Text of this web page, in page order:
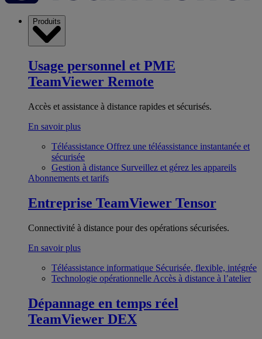
Produits
Usage personnel et PME
TeamViewer Remote
Accès et assistance à distance rapides et sécurisés.
En savoir plus
Téléassistance Offrez une téléassistance instantanée et
sécurisée
Gestion à distance Surveillez et gérez les appareils
Abonnements et tarifs
Entreprise TeamViewer Tensor
Connectivité à distance pour des opérations sécurisées.
En savoir plus
Téléassistance informatique Sécurisée, flexible, intégrée
Technologie opérationnelle Accès à distance à l’atelier
Dépannage en temps réel
TeamViewer DEX